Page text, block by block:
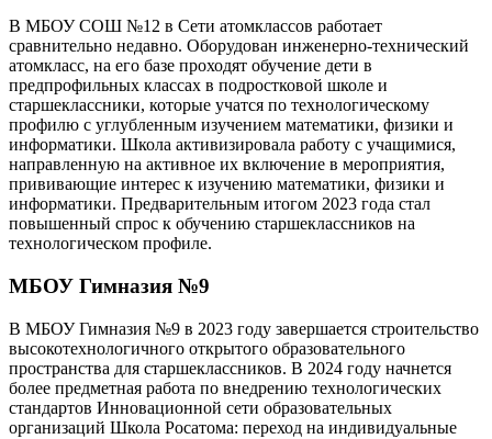
В МБОУ СОШ №12 в Сети атомклассов работает
сравнительно недавно. Оборудован инженерно-технический
атомкласс, на его базе проходят обучение дети в
предпрофильных классах в подростковой школе и
старшеклассники, которые учатся по технологическому
профилю с углубленным изучением математики, физики и
информатики. Школа активизировала работу с учащимися,
направленную на активное их включение в мероприятия,
прививающие интерес к изучению математики, физики и
информатики. Предварительным итогом 2023 года стал
повышенный спрос к обучению старшеклассников на
технологическом профиле.
МБОУ Гимназия №9
В МБОУ Гимназия №9 в 2023 году завершается строительство
высокотехнологичного открытого образовательного
пространства для старшеклассников. В 2024 году начнется
более предметная работа по внедрению технологических
стандартов Инновационной сети образовательных
организаций Школа Росатома: переход на индивидуальные